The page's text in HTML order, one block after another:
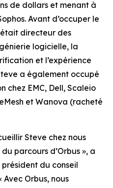
de dollars et menant à
Avant d’occuper le
directeur des
logicielle, la
et l’expérience
a également occupé
chez EMC, Dell, Scaleio
et Wanova (racheté
Steve chez nous
parcours d’Orbus », a
du conseil
Avec Orbus, nous